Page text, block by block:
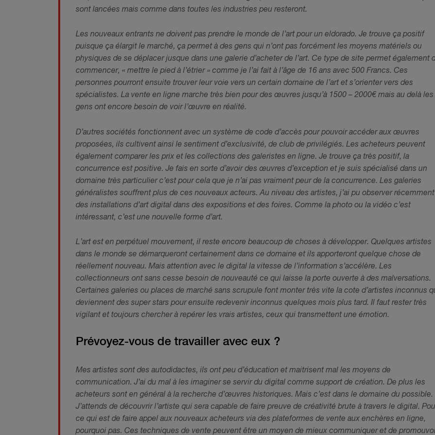
sont lancées mais comme dans toutes les industries peu resteront.
Les nouveaux entrants ne doivent pas prendre le monde de l’art pour un eldorado. Je trouve ça positif
puisque ça élargit le marché, ça permet à des gens qui n’ont pas forcément les moyens matériels ou
physiques de se déplacer jusque dans une galerie d’acheter de l’art. Ce type de site permet également
commencer, « mettre le pied à l’étrier » comme je l’ai fait à l’âge de 16 ans avec 500 Francs. Ces
personnes pourront ensuite trouver leur voie vers un certain domaine de l’art et s’orienter vers des
spécialistes. La vente en ligne marche très bien pour des œuvres jusqu’à 1500 – 2000€ mais au delà les
gens ont encore besoin de voir l’œuvre en réalité.
D’autres sociétés fonctionnent avec un système de code d’accès pour pouvoir accéder aux œuvres
proposées, ils cultivent ainsi le sentiment d’exclusivité, de club de privilégiés. Les acheteurs peuvent
également comparer les prix et les collections des galeristes en ligne. Je trouve ça très positif, la
concurrence est positive. Je fais en sorte d’avoir des œuvres d’exception et je suis spécialisé dans un
domaine très particulier c’est pour cela que je n’ai pas vraiment peur de la concurrence. Les galeries
généralistes souffrent plus de ces nouveaux acteurs. Au niveau des artistes, j’ai pu observer récemment
des installations d’art digital dans des expositions et des foires. Comme la photo ou la vidéo c’est
intéressant, c’est une nouvelle forme d’art.
L’art est en perpétuel mouvement, il reste encore beaucoup de choses à développer. Quelques artistes
dans le monde se démarqueront certainement dans ce domaine et ils apporteront quelque chose de
réellement nouveau. Mais attention avec le digital la vitesse de l’information s’accélère. Les
collectionneurs ont sans cesse besoin de nouveauté ce qui laisse la porte ouverte à des malversations.
Certaines galeries ou places de marché sans scrupule font monter très vite la cote d’artistes inconnus
deviennent des super stars pour ensuite redevenir inconnus quelques mois plus tard. Il faut rester très
vigilant et toujours chercher à repérer les vrais artistes, ceux qui transmettent une émotion.
Prévoyez-vous de travailler avec eux ?
Mes artistes sont des autodidactes, ils ont peu d’éducation et maitrisent mal les moyens de
communication. J’ai du mal à les imaginer se servir du digital comme support de création. De plus les
acheteurs sont en général à la recherche d’œuvres historiques. Mais c’est dans le domaine du possible.
J’attends de découvrir l’artiste qui sera capable de faire preuve de créativité brute à travers le digital.
ce qui est de faire appel aux nouveaux acheteurs via des plateformes de vente aux enchères en ligne,
pourquoi pas. Ces techniques de vente peuvent être un moyen de mieux communiquer et de